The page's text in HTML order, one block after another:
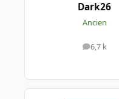
Dark26
Ancien
6,7 k